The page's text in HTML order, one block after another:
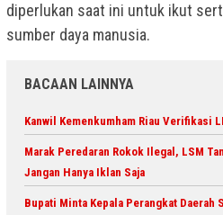
diperlukan saat ini untuk ikut
sumber daya manusia.
BACAAN LAINNYA
Kanwil Kemenkumham Riau Verifikasi
Marak Peredaran Rokok Ilegal, LSM
Jangan Hanya Iklan Saja
Bupati Minta Kepala Perangkat Daerah